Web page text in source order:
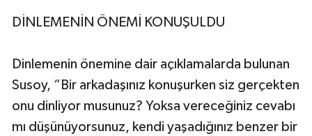
DİNLEMENİN ÖNEMİ KONUŞULDU
Dinlemenin önemine dair açıklamalarda bulunan
Susoy, “Bir arkadaşınız konuşurken siz gerçekten
onu dinliyor musunuz? Yoksa vereceğiniz cevabı
mı düşünüyorsunuz, kendi yaşadığınız benzer bir